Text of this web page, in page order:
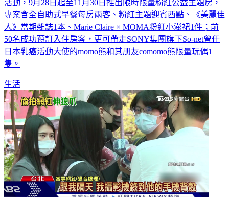
活動，9月28日起至11月30日推出限時限量粉紅公益主題房，
專案含全自助式早餐每房兩客、粉紅主題迎賓西點、《美麗佳
人》當期雜誌1本、Marie Claire × MOMA粉紅小澎裙1件；前
50名成功預訂入住房客，更可帶走SONY集團旗下So-net曾任
日本乳癌活動大使的momo熊和其朋友comomo熊限量玩偶1
隻。
生活